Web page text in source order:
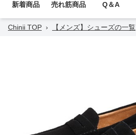
新着商品 売れ筋商品 Q＆A
Chinii TOP › 【メンズ】シューズの一覧